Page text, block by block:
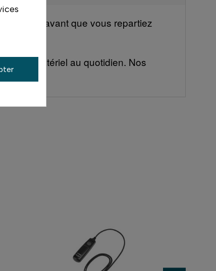
boîtier avant que vous repartiez
ce matériel au quotidien. Nos